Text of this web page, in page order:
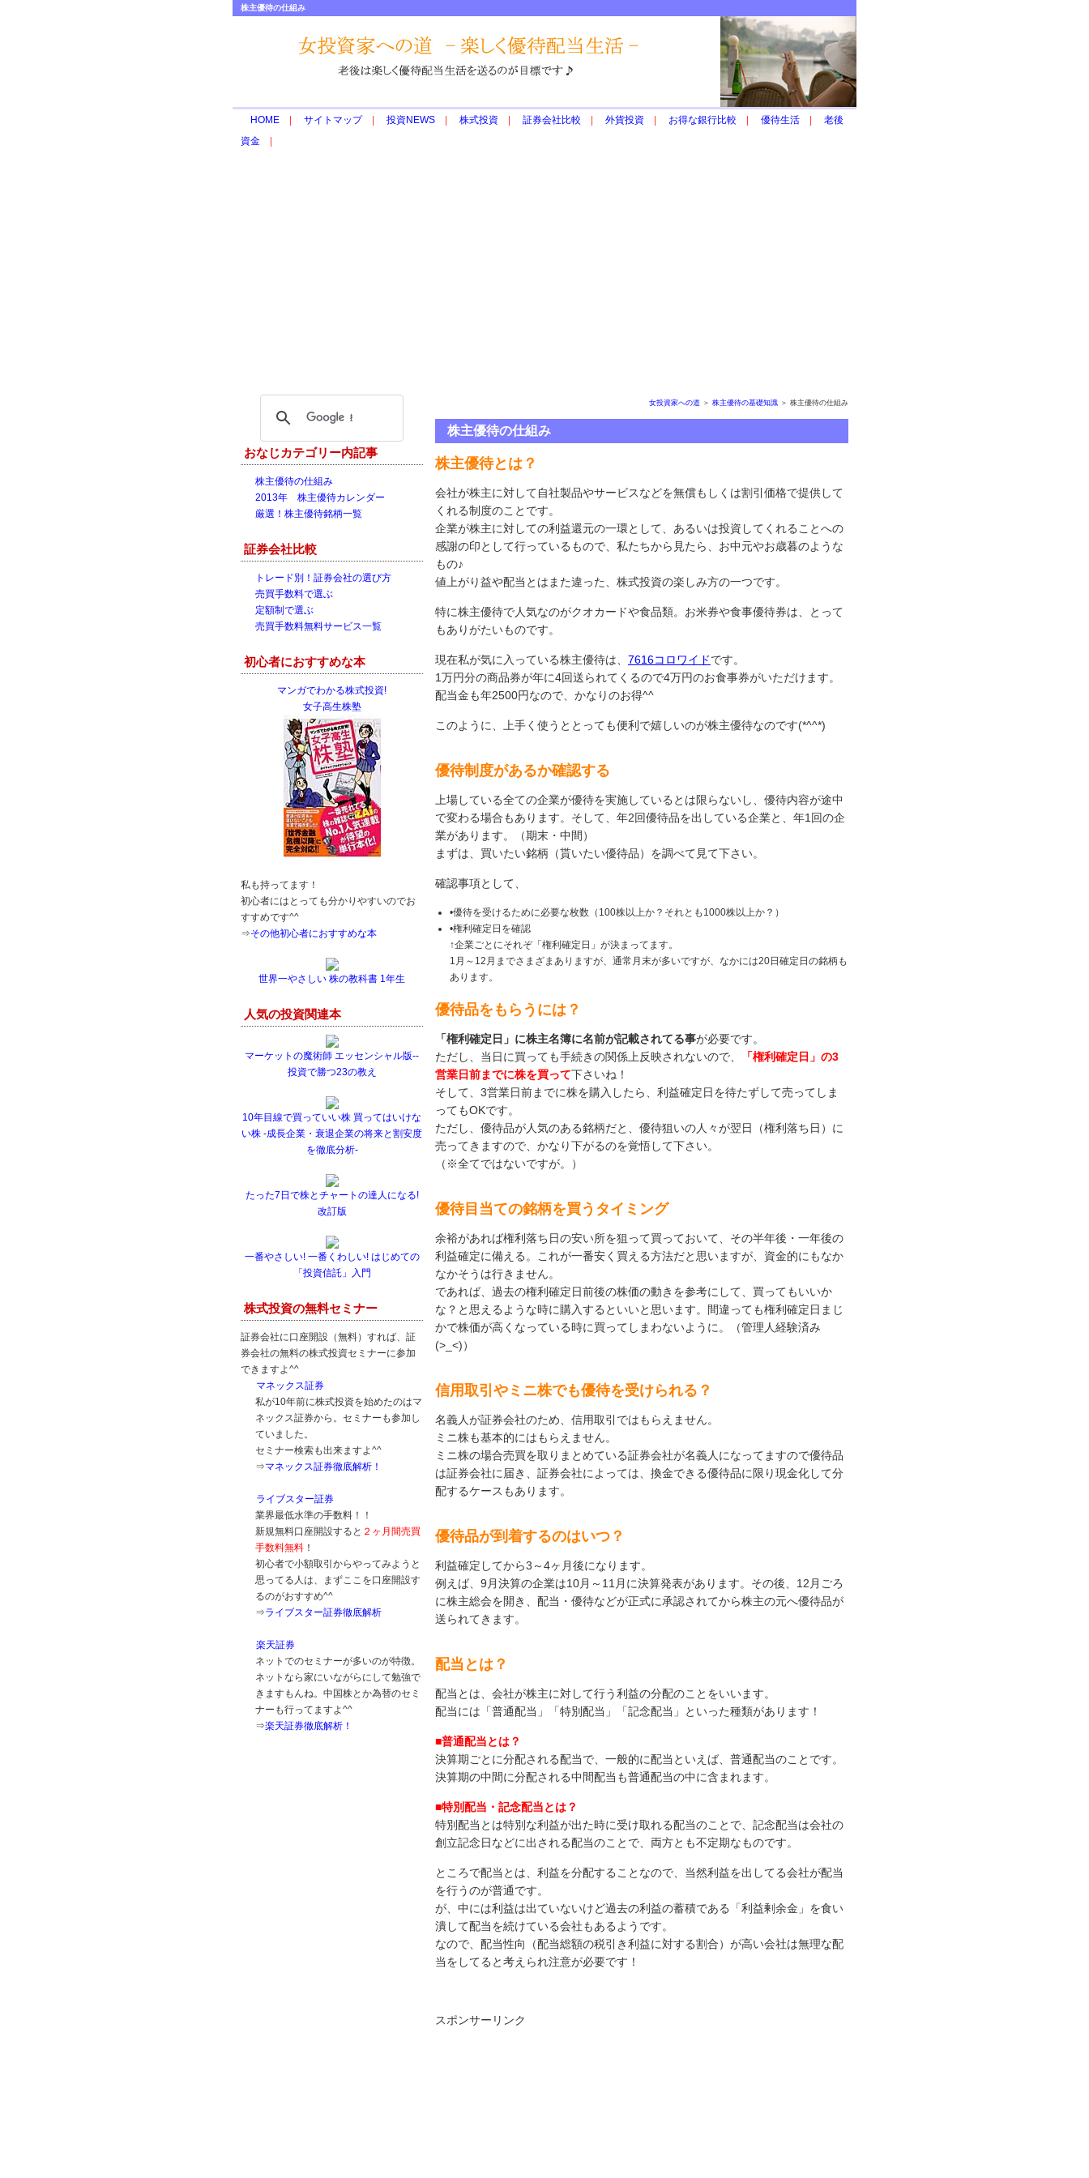
株主優待の仕組み
HOME サイトマップ 投資NEWS 株式投資 証券会社比較 外貨投資 お得な銀行比較 優待生活
老後
資金
女投資家への道 ＞ 株主優待の基礎知識 ＞ 株主優待の仕組み
株主優待の仕組み
株主優待とは？
会社が株主に対して自社製品やサービスなどを無償もしくは割引価格で提供して
くれる制度のことです。
企業が株主に対しての利益還元の一環として、あるいは投資してくれることへの
感謝の印として行っているもので、私たちから見たら、お中元やお歳暮のような
もの♪
値上がり益や配当とはまた違った、株式投資の楽しみ方の一つです。
特に株主優待で人気なのがクオカードや食品類。お米券や食事優待券は、とって
もありがたいものです。
現在私が気に入っている株主優待は、 7616コロワイドです。
1万円分の商品券が年に4回送られてくるので4万円のお食事券がいただけます。
配当金も年2500円なので、かなりのお得^^
このように、上手く使うととっても便利で嬉しいのが株主優待なのです(*^^*)
優待制度があるか確認する
上場している全ての企業が優待を実施しているとは限らないし、優待内容が途中
で変わる場合もあります。そして、年2回優待品を出している企業と、年1回の企
業があります。（期末・中間）
まずは、買いたい銘柄（貰いたい優待品）を調べて見て下さい。
確認事項として、
•優待を受けるために必要な枚数（100株以上か？それとも1000株以上か？）
•権利確定日を確認
↑企業ごとにそれぞ「権利確定日」が決まってます。
1月～12月までさまざまありますが、通常月末が多いですが、なかには20日確定日の銘柄も
あります。
優待品をもらうには？
「権利確定日」に株主名簿に名前が記載されてる事が必要です。
ただし、当日に買っても手続きの関係上反映されないので、
「権利確定日」の3
営業日前までに株を買って下さいね！
そして、3営業日前までに株を購入したら、利益確定日を待たずして売ってしま
ってもOKです。
ただし、優待品が人気のある銘柄だと、優待狙いの人々が翌日（権利落ち日）に
売ってきますので、かなり下がるのを覚悟して下さい。
（※全てではないですが。）
優待目当ての銘柄を買うタイミング
余裕があれば権利落ち日の安い所を狙って買っておいて、その半年後・一年後の
利益確定に備える。これが一番安く買える方法だと思いますが、資金的にもなか
なかそうは行きません。
であれば、過去の権利確定日前後の株価の動きを参考にして、買ってもいいか
な？と思えるような時に購入するといいと思います。間違っても権利確定日まじ
かで株価が高くなっている時に買ってしまわないように。（管理人経験済み
(>_<)）
信用取引やミニ株でも優待を受けられる？
名義人が証券会社のため、信用取引ではもらえません。
ミニ株も基本的にはもらえません。
ミニ株の場合売買を取りまとめている証券会社が名義人になってますので優待品
は証券会社に届き、証券会社によっては、換金できる優待品に限り現金化して分
配するケースもあります。
優待品が到着するのはいつ？
利益確定してから3～4ヶ月後になります。
例えば、9月決算の企業は10月～11月に決算発表があります。その後、12月ごろ
に株主総会を開き、配当・優待などが正式に承認されてから株主の元へ優待品が
送られてきます。
配当とは？
配当とは、会社が株主に対して行う利益の分配のことをいいます。
配当には「普通配当」「特別配当」「記念配当」といった種類があります！
■普通配当とは？
決算期ごとに分配される配当で、一般的に配当といえば、普通配当のことです。
決算期の中間に分配される中間配当も普通配当の中に含まれます。
■特別配当・記念配当とは？
特別配当とは特別な利益が出た時に受け取れる配当のことで、記念配当は会社の
創立記念日などに出される配当のことで、両方とも不定期なものです。
ところで配当とは、利益を分配することなので、当然利益を出してる会社が配当
を行うのが普通です。
が、中には利益は出ていないけど過去の利益の蓄積である「利益剰余金」を食い
潰して配当を続けている会社もあるようです。
なので、配当性向（配当総額の税引き利益に対する割合）が高い会社は無理な配
当をしてると考えられ注意が必要です！
スポンサーリンク
おなじカテゴリー内記事
株主優待の仕組み
2013年 株主優待カレンダー
厳選！株主優待銘柄一覧
証券会社比較
トレード別！証券会社の選び方
売買手数料で選ぶ
定額制で選ぶ
売買手数料無料サービス一覧
初心者におすすめな本
マンガでわかる株式投資!
女子高生株塾
私も持ってます！
初心者にはとっても分かりやすいのでお
すすめです^^
⇒その他初心者におすすめな本
世界一やさしい 株の教科書 1年生
人気の投資関連本
マーケットの魔術師 エッセンシャル版--
投資で勝つ23の教え
10年目線で買っていい株 買ってはいけな
い株 -成長企業・衰退企業の将来と割安度
を徹底分析-
たった7日で株とチャートの達人になる!
改訂版
一番やさしい! 一番くわしい! はじめての
「投資信託」入門
株式投資の無料セミナー
証券会社に口座開設（無料）すれば、証
券会社の無料の株式投資セミナーに参加
できますよ^^
マネックス証券
私が10年前に株式投資を始めたのはマ
ネックス証券から。セミナーも参加し
ていました。
セミナー検索も出来ますよ^^
⇒マネックス証券徹底解析！
ライブスター証券
業界最低水準の手数料！！
新規無料口座開設すると ２ヶ月間売買
手数料無料 ！
初心者で小額取引からやってみようと
思ってる人は、まずここを口座開設す
るのがおすすめ^^
⇒ライブスター証券徹底解析
楽天証券
ネットでのセミナーが多いのが特徴。
ネットなら家にいながらにして勉強で
きますもんね。中国株とか為替のセミ
ナーも行ってますよ^^
⇒楽天証券徹底解析！